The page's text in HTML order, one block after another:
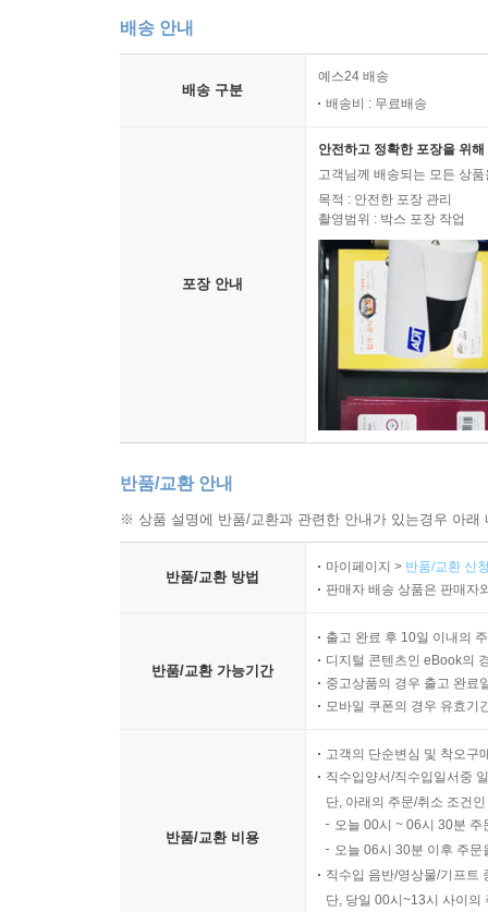
배송 안내
배송 구분
예스24 배송
배송비 : 무료배송
포장 안내
안전하고 정확한 포장을 위
고객님께 배송되는 모든 상
목적 : 안전한 포장 관리
촬영범위 : 박스 포장 작업
반품/교환 안내
※ 상품 설명에 반품/교환과 관련한 안내가 있는경우 아
반품/교환 방법
마이페이지 > 반품/교환 신
판매자 배송 상품은 판매자
반품/교환 가능기간
출고 완료 후 10일 이내의
디지털 콘텐츠인 eBook의
중고상품의 경우 출고 완료
모바일 쿠폰의 경우 유효기
반품/교환 비용
고객의 단순변심 및 착오구
직수입양서/직수입일서중
단, 아래의 주문/취소 조건
오늘 00시 ~ 06시 30분
오늘 06시 30분 이후 주
직수입 음반/영상물/기프트
단, 당일 00시~13시 사이의